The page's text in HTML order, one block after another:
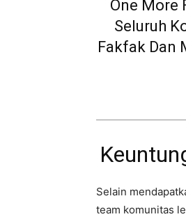
One More
Seluruh
Fakfak Dan
Selain
team komunitas